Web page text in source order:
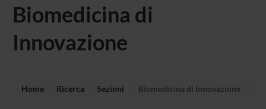
Biomedicina di
Innovazione
Home Ricerca Sezioni Biomedicina di Innovazione